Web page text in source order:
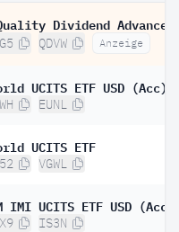
QDVW Anzeige
UCITS ETF USD (Acc)
EUNL
UCITS ETF
VGWL
UCITS ETF USD (Acc)
IS3N